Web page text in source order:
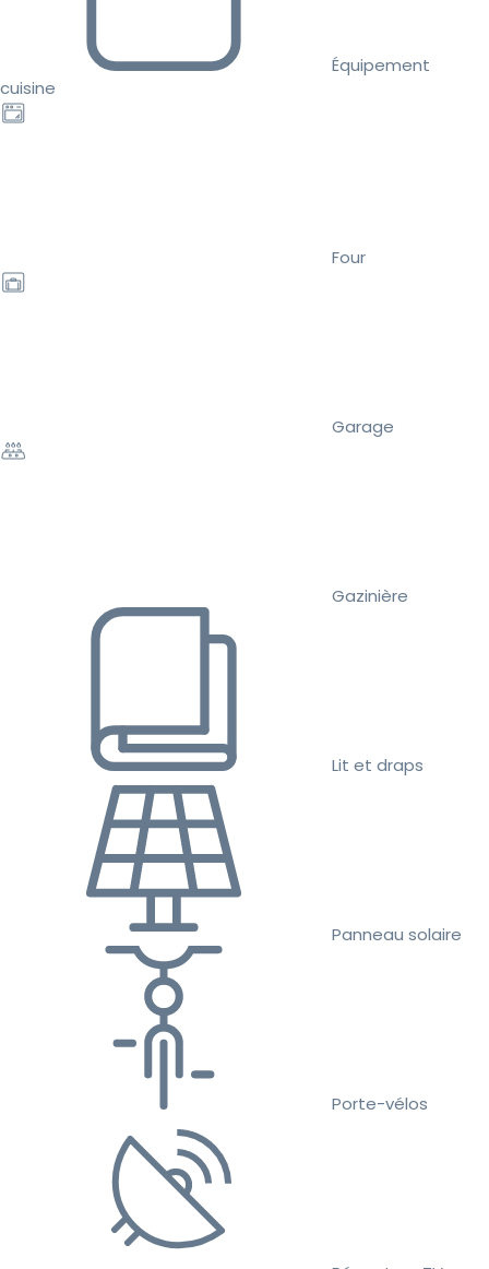
Équipement
cuisine
Four
Garage
Gazinière
Lit et draps
Panneau solaire
Porte-vélos